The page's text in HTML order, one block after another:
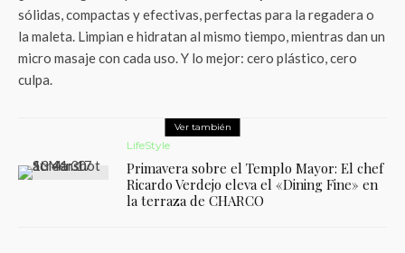
sólidas, compactas y efectivas, perfectas para la regadera o
la maleta. Limpian e hidratan al mismo tiempo, mientras dan un
micro masaje con cada uso. Y lo mejor: cero plástico, cero
culpa.
Ver también
LifeStyle
Primavera sobre el Templo Mayor: El chef
Ricardo Verdejo eleva el «Dining Fine» en
la terraza de CHARCO